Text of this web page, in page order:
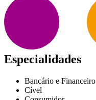
Especialidades
Bancário e Financeiro
Cível